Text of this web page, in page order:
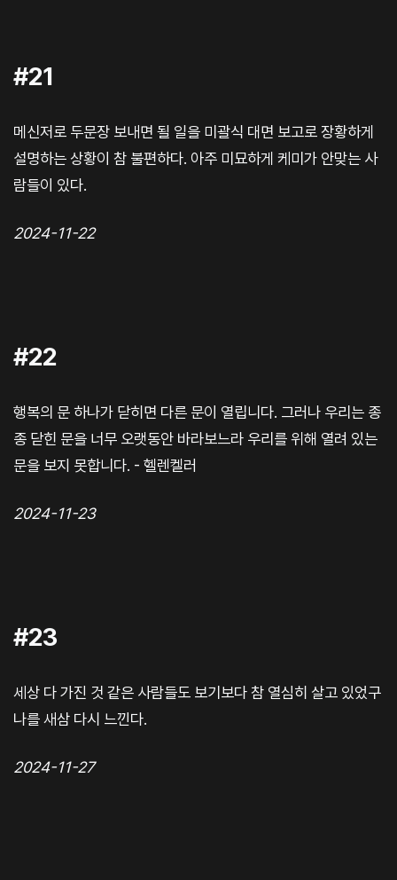
#21
메신저로 두문장 보내면 될 일을 미괄식 대면 보고로 장황하게
설명하는 상황이 참 불편하다. 아주 미묘하게 케미가 안맞는 사
람들이 있다.
2024-11-22
#22
행복의 문 하나가 닫히면 다른 문이 열립니다. 그러나 우리는 종
종 닫힌 문을 너무 오랫동안 바라보느라 우리를 위해 열려 있는
문을 보지 못합니다. - 헬렌켈러
2024-11-23
#23
세상 다 가진 것 같은 사람들도 보기보다 참 열심히 살고 있었구
나를 새삼 다시 느낀다.
2024-11-27